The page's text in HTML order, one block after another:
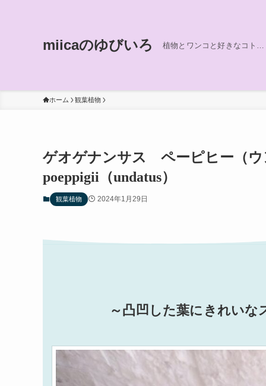
miicaのゆびいろ 植物とワンコと好きなコト…
ホーム 観葉植物
ゲオゲナンサス ペーピヒー（ウ
poeppigii（undatus）
観葉植物 2024年1月29日
～凸凹した葉にきれい